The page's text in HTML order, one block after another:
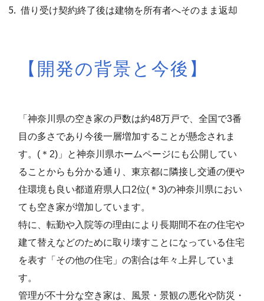
借り受け契約終了後は建物を所有者へそのまま返却
【開発の背景と今後】
「神奈川県の空き家の戸数は約48万戸で、全国で3番
目の多さであり今後一層増加することが懸念されま
す。(＊2)」と神奈川県ホームページにも公開してい
ることからも分かる通り、東京都に隣接し交通の便や
住環境も良い都道府県人口2位(＊3)の神奈川県におい
ても空き家が増加しています。
特に、転勤や入院等の理由により長期間不在の住宅や
建て替えなどのために取り壊すことになっている住宅
を表す「その他の住宅」の割合は年々上昇していま
す。
管理が不十分な空き家は、風景・景観の悪化や防災・